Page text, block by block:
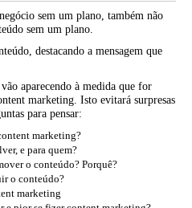
sem um plano, também não
sem um plano.
destacando a mensagem que
aparecendo à medida que for
marketing. Isto evitará surpresas
para pensar:
marketing?
e para quem?
o conteúdo? Porquê?
o conteúdo?
marketing